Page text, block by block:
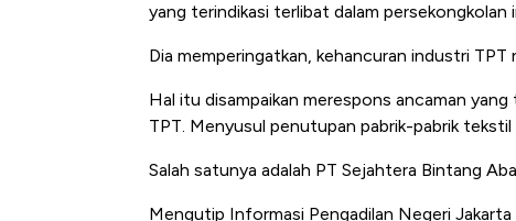
yang terindikasi terlibat dalam persekongkolan
Dia memperingatkan, kehancuran industri TPT
Hal itu disampaikan merespons ancaman
TPT. Menyusul penutupan pabrik-pabrik tekstil
Salah satunya adalah PT Sejahtera Bintang
Mengutip Informasi Pengadilan Negeri